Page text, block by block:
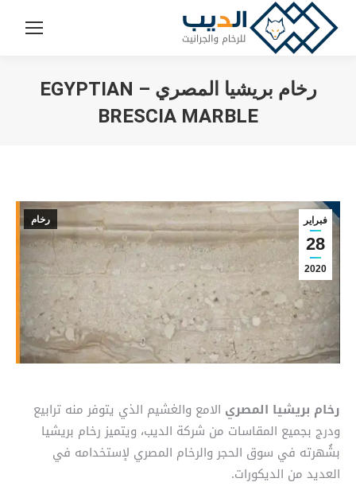
رخام بريشيا المصري – EGYPTIAN
BRESCIA MARBLE
فبراير
28
2020
رخام
رخام بريشيا المصري الامع والغشيم الذي يتوفر منه ترابيع
ودرج بجميع المقاسات من شركة الديب، ويتميز رخام بريشيا
بشُهرته في سوق الحجر والرخام المصري لإستخدامه في
العديد من الديكورات.